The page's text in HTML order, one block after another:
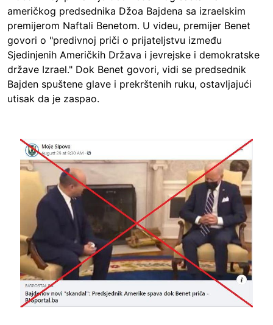
američkog predsednika Džoa Bajdena sa izraelskim
premijerom Naftali Benetom. U videu, premijer Benet
govori o "predivnoj priči o prijateljstvu između
Sjedinjenih Američkih Država i jevrejske i demokratske
države Izrael." Dok Benet govori, vidi se predsednik
Bajden spuštene glave i prekrštenih ruku, ostavljajući
utisak da je zaspao.
Image